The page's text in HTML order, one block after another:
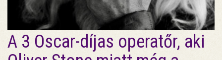
A 3 Oscar-díjas operatőr, aki